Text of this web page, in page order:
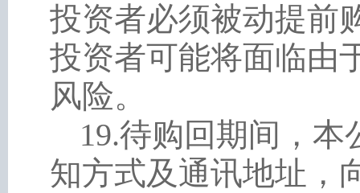
投资者必须被动提前
投资者可能将面临由
风险。
19.待购回期间，本
知方式及通讯地址，